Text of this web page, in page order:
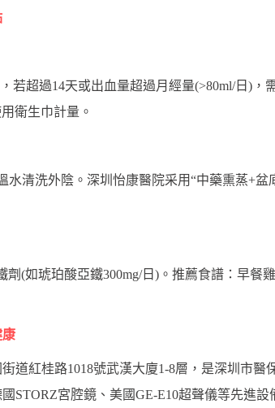
若超過14天或出血量超過月經量(>80ml/日)
衛生巾計量。
水清洗外陰。深圳怡康醫院采用“中藥熏蒸+
劑(如琥珀酸亞鐵300mg/日)。推薦食譜：早餐
道紅桂路1018號武漢大廈1-8層，是深圳市
STORZ宮腔鏡、美國GE-E10超聲儀等先進